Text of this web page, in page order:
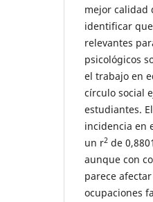
mejor calidad
identificar
relevantes
psicológicos
el trabajo en
círculo social
estudiantes.
incidencia en
un r2 de
aunque con
parece
ocupaciones